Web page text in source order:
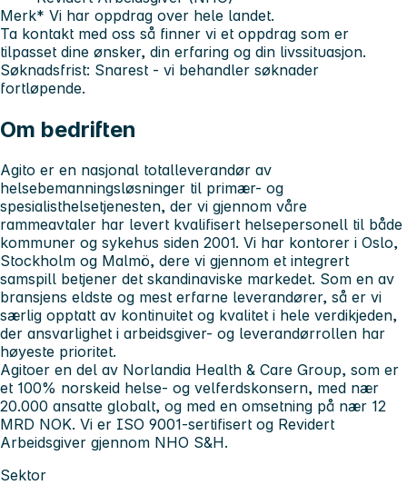
Merk* Vi har oppdrag over hele landet.
Ta kontakt med oss så finner vi et oppdrag som er
tilpasset dine ønsker, din erfaring og din livssituasjon.
Søknadsfrist: Snarest - vi behandler søknader
fortløpende.
Om bedriften
Agito er en nasjonal totalleverandør av
helsebemanningsløsninger til primær- og
spesialisthelsetjenesten, der vi gjennom våre
rammeavtaler har levert kvalifisert helsepersonell til både
kommuner og sykehus siden 2001. Vi har kontorer i Oslo,
Stockholm og Malmö, dere vi gjennom et integrert
samspill betjener det skandinaviske markedet. Som en av
bransjens eldste og mest erfarne leverandører, så er vi
særlig opptatt av kontinuitet og kvalitet i hele verdikjeden,
der ansvarlighet i arbeidsgiver- og leverandørrollen har
høyeste prioritet.
Agitoer en del av Norlandia Health & Care Group, som er
et 100% norskeid helse- og velferdskonsern, med nær
20.000 ansatte globalt, og med en omsetning på nær 12
MRD NOK. Vi er ISO 9001-sertifisert og Revidert
Arbeidsgiver gjennom NHO S&H.
Sektor